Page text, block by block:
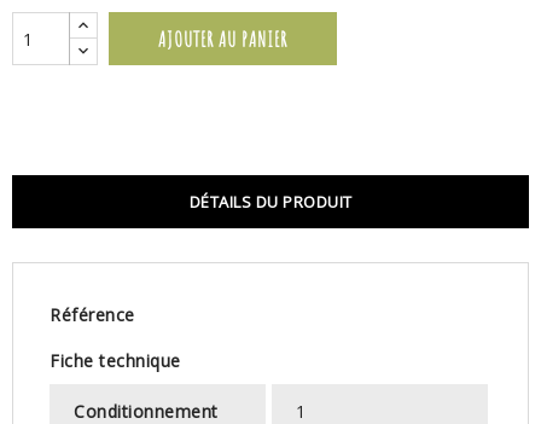
AJOUTER AU PANIER
DÉTAILS DU PRODUIT
Référence
Fiche technique
Conditionnement 1